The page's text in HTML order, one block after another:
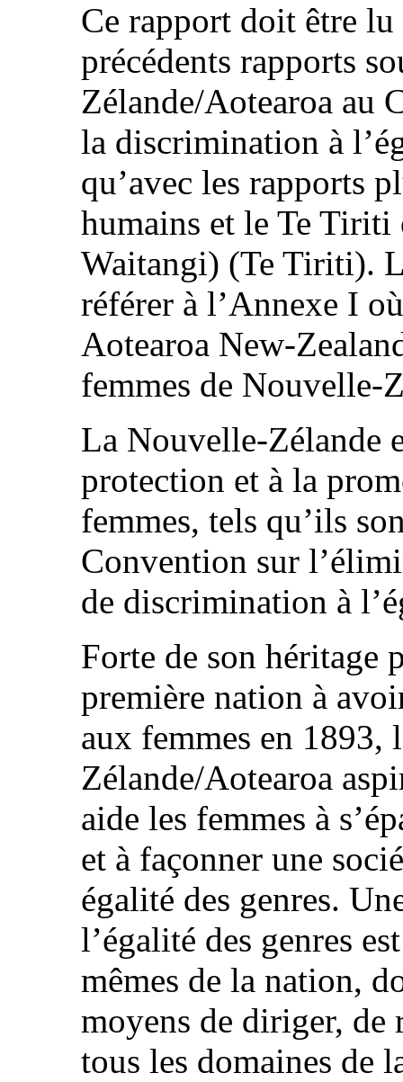
Ce rapport doit être lu
précédents rapports
Zélande/Aotearoa au
la discrimination à
qu’avec les rapports
humains et le Te
Waitangi) (Te Tiriti).
référer à l’Annexe I
Aotearoa New-
femmes de Nouvelle-
La Nouvelle-Zélande
protection et à la
femmes, tels qu’ils
Convention sur
de discrimination à
Forte de son héritage
première nation à
aux femmes en 1893,
Zélande/Aotearoa
aide les femmes à
et à façonner une
égalité des genres.
l’égalité des genres
mêmes de la nation,
moyens de diriger, de
tous les domaines de